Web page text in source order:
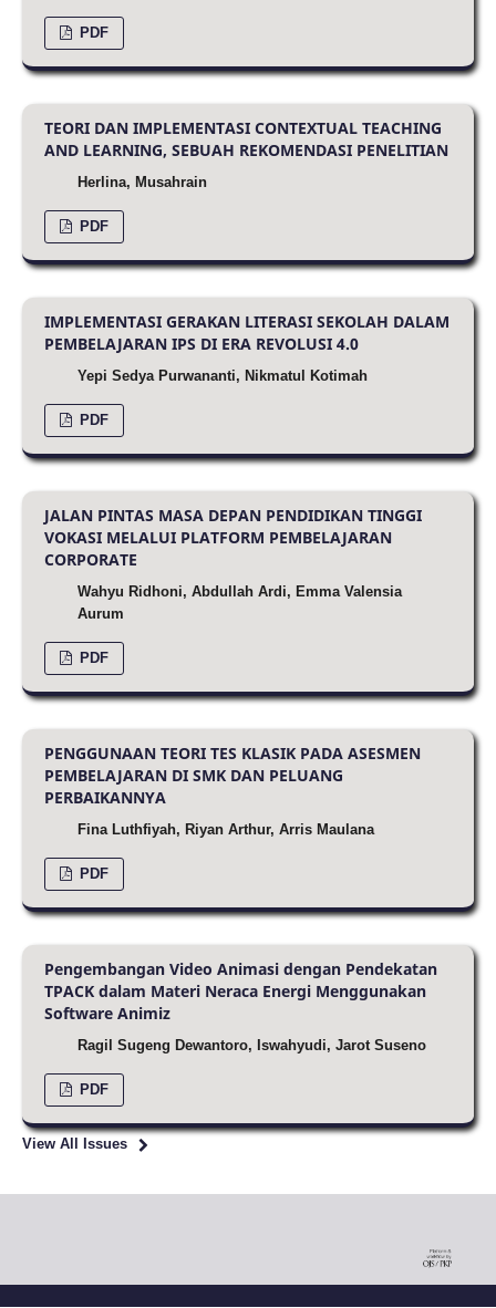
PDF
TEORI DAN IMPLEMENTASI CONTEXTUAL TEACHING
AND LEARNING, SEBUAH REKOMENDASI PENELITIAN
Herlina, Musahrain
PDF
IMPLEMENTASI GERAKAN LITERASI SEKOLAH DALAM
PEMBELAJARAN IPS DI ERA REVOLUSI 4.0
Yepi Sedya Purwananti, Nikmatul Kotimah
PDF
JALAN PINTAS MASA DEPAN PENDIDIKAN TINGGI
VOKASI MELALUI PLATFORM PEMBELAJARAN
CORPORATE
Wahyu Ridhoni, Abdullah Ardi, Emma Valensia
Aurum
PDF
PENGGUNAAN TEORI TES KLASIK PADA ASESMEN
PEMBELAJARAN DI SMK DAN PELUANG
PERBAIKANNYA
Fina Luthfiyah, Riyan Arthur, Arris Maulana
PDF
Pengembangan Video Animasi dengan Pendekatan
TPACK dalam Materi Neraca Energi Menggunakan
Software Animiz
Ragil Sugeng Dewantoro, Iswahyudi, Jarot Suseno
PDF
View All Issues